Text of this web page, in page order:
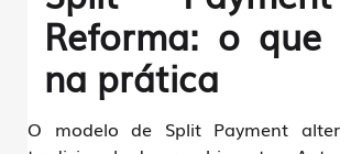
Reforma: o que
na prática
O modelo de Split Payment